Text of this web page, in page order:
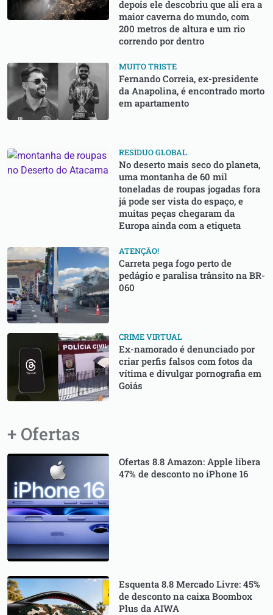
depois ele descobriu que ali era a
maior caverna do mundo, com
200 metros de altura e um rio
correndo por dentro
MUITO TRISTE
Fernando Correia, ex-presidente
da Anapolina, é encontrado morto
em apartamento
RESÍDUO GLOBAL
No deserto mais seco do planeta,
uma montanha de 60 mil
toneladas de roupas jogadas fora
já pode ser vista do espaço, e
muitas peças chegaram da
Europa ainda com a etiqueta
ATENÇÃO!
Carreta pega fogo perto de
pedágio e paralisa trânsito na BR-
060
CRIME VIRTUAL
Ex-namorado é denunciado por
criar perfis falsos com fotos da
vítima e divulgar pornografia em
Goiás
+ Ofertas
Ofertas 8.8 Amazon: Apple libera
47% de desconto no iPhone 16
Esquenta 8.8 Mercado Livre: 45%
de desconto na caixa Boombox
Plus da AIWA